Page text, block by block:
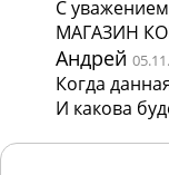
С
МАГАЗИН
Андрей
Когда
И какова